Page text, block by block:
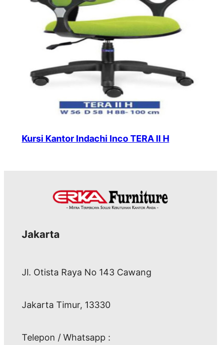
Kursi Kantor Indachi Inco TERA II H
Jakarta
Jl. Otista Raya No 143 Cawang
Jakarta Timur, 13330
Telepon / Whatsapp :